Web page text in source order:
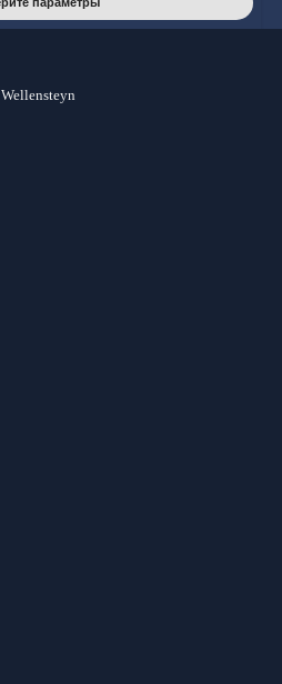
параметры
Wellensteyn